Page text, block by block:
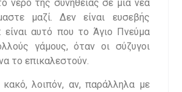
νερό της συνήθειας σε μια νέα
μαζί. Δεν είναι ευσεβής
είναι αυτό που το Άγιο Πνεύμα
γάμους, όταν οι σύζυγοι
το επικαλεστούν.
λοιπόν, αν, παράλληλα με